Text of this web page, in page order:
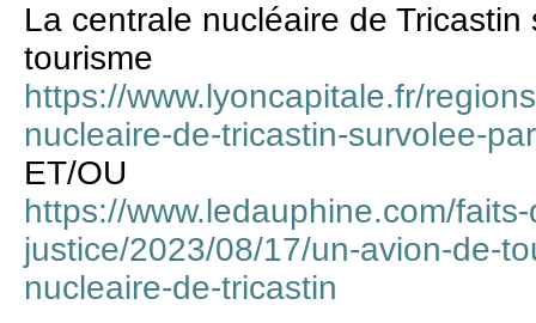
La centrale nucléaire de
tourisme
https://www.lyoncapitale.fr/
nucleaire-de-tricastin-survolee-
ET/OU
https://www.ledauphine.com/
justice/2023/08/17/un-avion-de-
nucleaire-de-tricastin